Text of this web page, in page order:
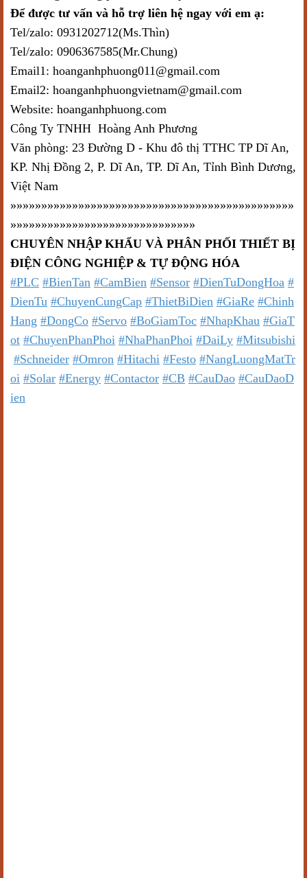
Để được tư vấn và hỗ trợ liên hệ ngay với em ạ:
Tel/zalo: 0931202712(Ms.Thìn)
Tel/zalo: 0906367585(Mr.Chung)
Email1: hoanganhphuong011@gmail.com
Email2: hoanganhphuongvietnam@gmail.com
Website: hoanganhphuong.com
Công Ty TNHH Hoàng Anh Phương
Văn phòng: 23 Đường D - Khu đô thị TTHC TP Dĩ An,
KP. Nhị Đồng 2, P. Dĩ An, TP. Dĩ An, Tỉnh Bình Dương,
Việt Nam
»»»»»»»»»»»»»»»»»»»»»»»»»»»»»»»»»»»»»»»»»»»»»»
»»»»»»»»»»»»»»»»»»»»»»»»»»»»»»
CHUYÊN NHẬP KHẨU VÀ PHÂN PHỐI THIẾT BỊ
ĐIỆN CÔNG NGHIỆP & TỰ ĐỘNG HÓA
#PLC #BienTan #CamBien #Sensor #DienTuDongHoa #
DienTu #ChuyenCungCap #ThietBiDien #GiaRe #Chinh
Hang #DongCo #Servo #BoGiamToc #NhapKhau #GiaT
ot #ChuyenPhanPhoi #NhaPhanPhoi #DaiLy #Mitsubishi
#Schneider #Omron #Hitachi #Festo #NangLuongMatTr
oi #Solar #Energy #Contactor #CB #CauDao #CauDaoD
ien